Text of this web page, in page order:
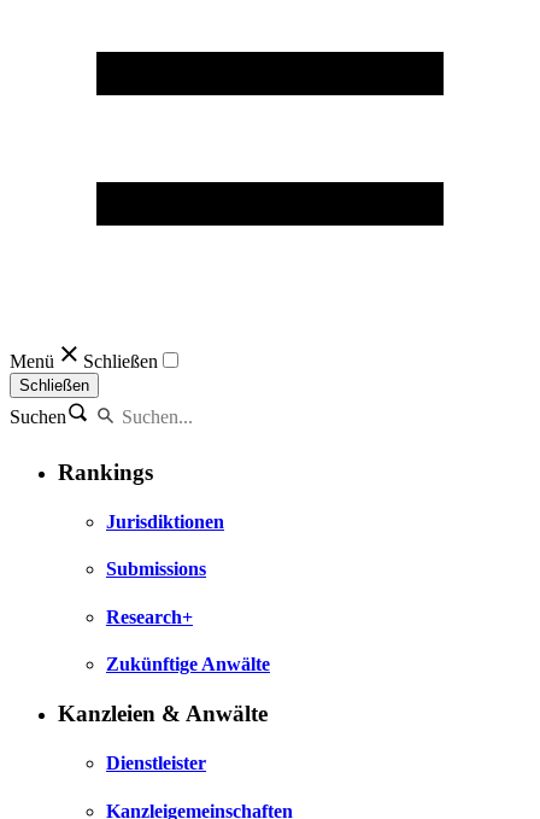
Menü Schließen
Schließen
Suchen
Rankings
Jurisdiktionen
Submissions
Research+
Zukünftige Anwälte
Kanzleien & Anwälte
Dienstleister
Kanzleigemeinschaften